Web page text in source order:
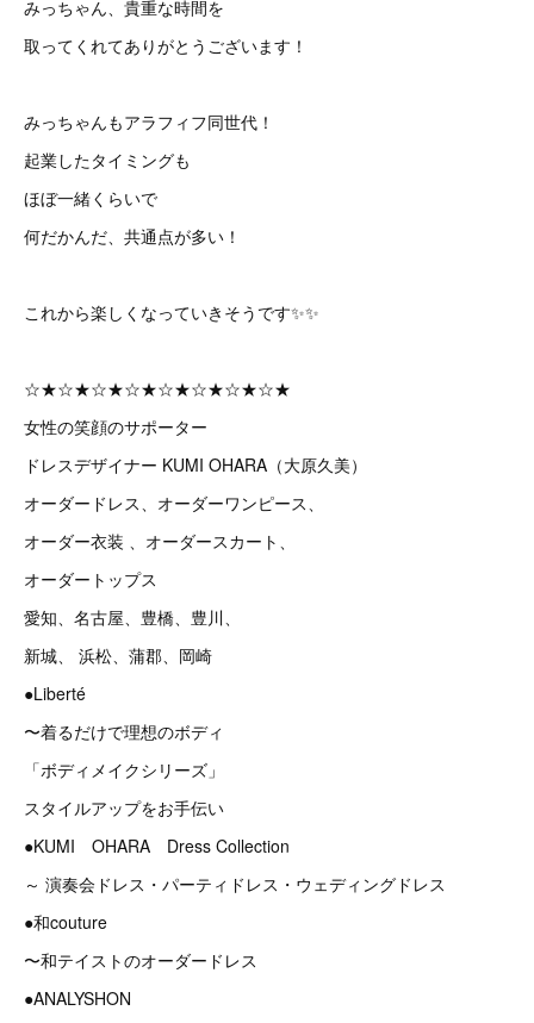
みっちゃん、貴重な時間を
取ってくれてありがとうございます！
みっちゃんもアラフィフ同世代！
起業したタイミングも
ほぼ一緒くらいで
何だかんだ、共通点が多い！
これから楽しくなっていきそうです✨✨
☆★☆★☆★☆★☆★☆★☆★☆★
女性の笑顔のサポーター
ドレスデザイナー KUMI OHARA（大原久美）
オーダードレス、オーダーワンピース、
オーダー衣装 、オーダースカート、
オーダートップス
愛知、名古屋、豊橋、豊川、
新城、 浜松、蒲郡、岡崎
●Liberté
〜着るだけで理想のボディ
「ボディメイクシリーズ」
スタイルアップをお手伝い
●KUMI OHARA Dress Collection
～ 演奏会ドレス・パーティドレス・ウェディングドレス
●和couture
〜和テイストのオーダードレス
●ANALYSHON